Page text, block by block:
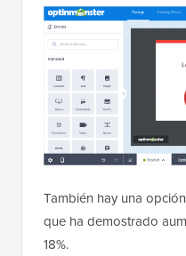
También hay una
que ha demostrado
18%.